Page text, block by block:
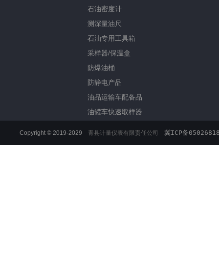
石油密度计
测深量油尺
石油专用工具箱
采样器/保温盒
防爆油桶
防静电产品
油品运输车配备品
油罐车快速取样器
Copyright © 2019-2029 青县计量仪表有限责任公司 冀ICP备